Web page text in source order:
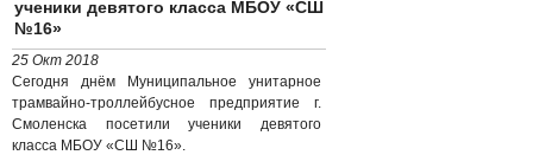
ученики девятого класса МБОУ «СШ
№16»
25 Окт 2018
Сегодня днём Муниципальное унитарное
трамвайно-троллейбусное предприятие г.
Смоленска посетили ученики девятого
класса МБОУ «СШ №16».